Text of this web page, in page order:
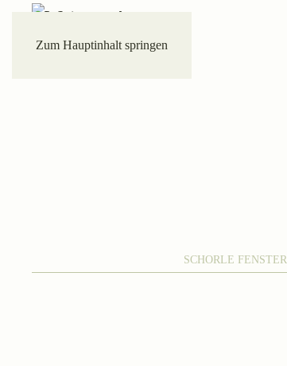
Zum Hauptinhalt springen
SCHORLE FENSTER